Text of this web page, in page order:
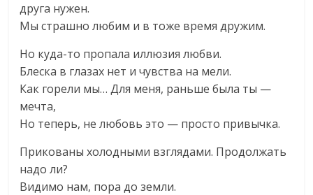
друга нужен.
Мы страшно любим и в тоже время дружим.
Но куда-то пропала иллюзия любви.
Блеска в глазах нет и чувства на мели.
Как горели мы… Для меня, раньше была ты —
мечта,
Но теперь, не любовь это — просто привычка.
Прикованы холодными взглядами. Продолжать
надо ли?
Видимо нам, пора до земли.